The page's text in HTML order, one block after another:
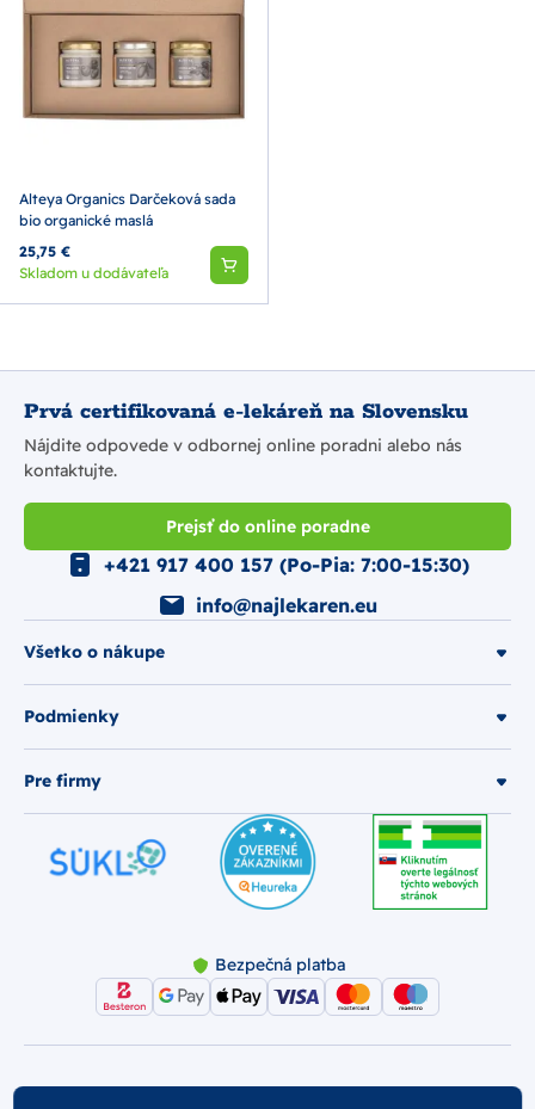
Alteya Organics Darčeková sada
bio organické maslá
25,75 €
Skladom u dodávateľa
Prvá certifikovaná e-lekáreň na Slovensku
Nájdite odpovede v odbornej online poradni alebo nás
kontaktujte.
Prejsť do online poradne
Všetko o nákupe
Podmienky
Pre firmy
+421 917 400 157 (Po-Pia: 7:00-15:30)
info@najlekaren.eu
Bezpečná platba